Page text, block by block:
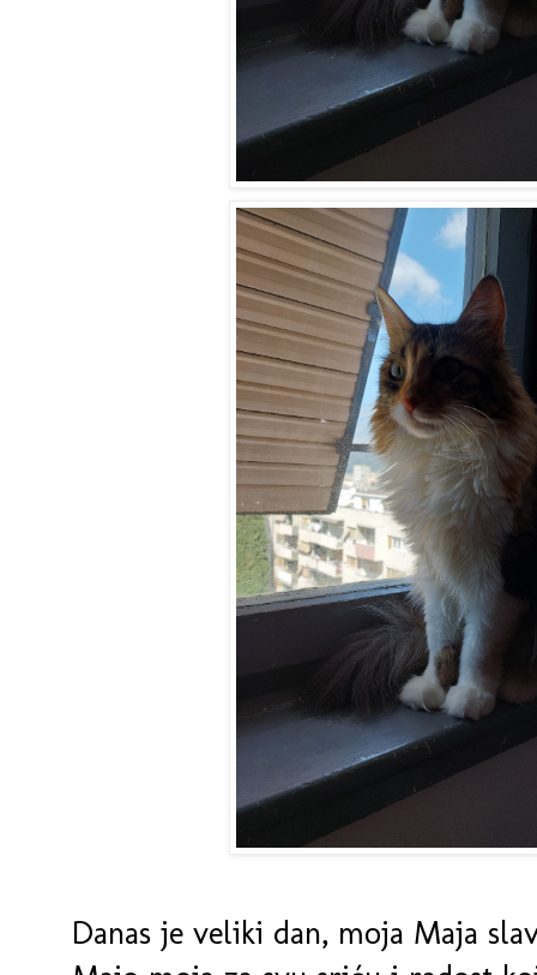
Danas je veliki dan, moja Maja